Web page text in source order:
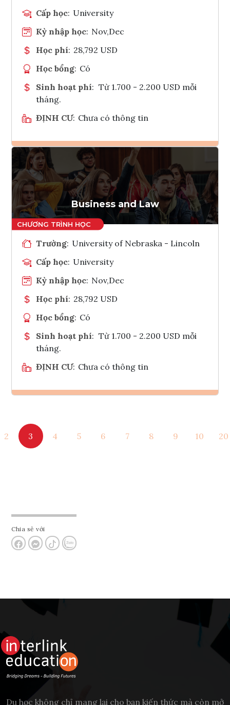
Cấp học: University
Kỳ nhập học: Nov,Dec
Học phí: 28,792 USD
Học bổng: Có
Sinh hoạt phí: Từ 1.700 - 2.200 USD mỗi
tháng.
ĐỊNH CƯ: Chưa có thông tin
Ghi danh
Tham vấn Interlink
Business and Law
Trường: University of Nebraska - Lincoln
Cấp học: University
Kỳ nhập học: Nov,Dec
Học phí: 28,792 USD
Học bổng: Có
Sinh hoạt phí: Từ 1.700 - 2.200 USD mỗi
tháng.
ĐỊNH CƯ: Chưa có thông tin
Tham vấn Interlink
2 3 4 5 6 7 8 9 10 20
Chia sẻ với
Du học không chỉ mang lại cho bạn kiến thức mà còn mở